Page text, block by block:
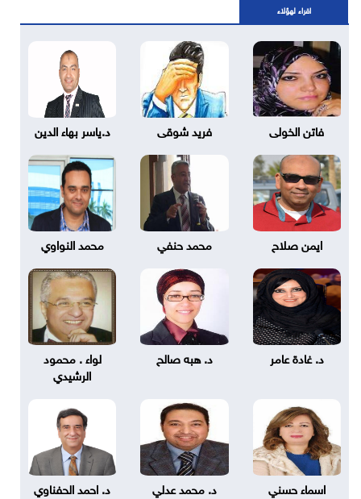
اقراء لهؤلاء
فاتن الخولى فريد شوقى د.ياسر بهاء الدين
ايمن صلاح محمد حنفي محمد النواوي
د. غادة عامر د. هبه صالح
لواء . محمود
الرشيدي
اسماء حسني د. محمد عدلي د. احمد الحفناوي